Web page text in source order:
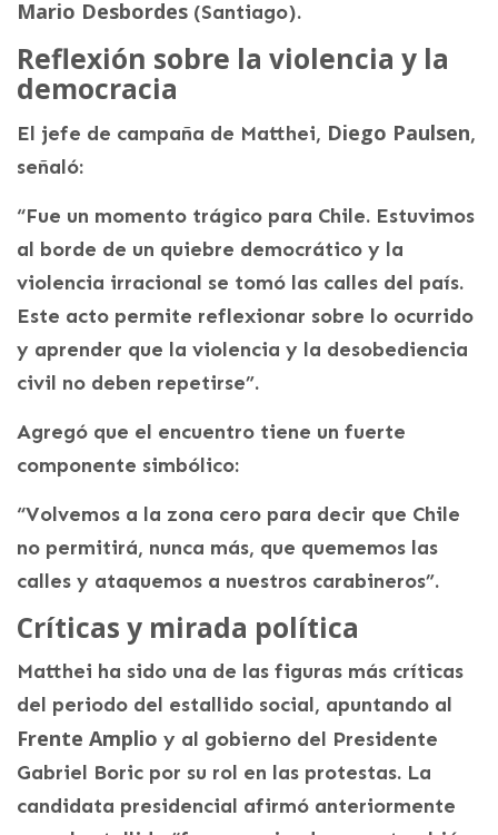
Mario Desbordes (Santiago).
Reflexión sobre la violencia y la
democracia
El jefe de campaña de Matthei, Diego Paulsen,
señaló:
“Fue un momento trágico para Chile. Estuvimos
al borde de un quiebre democrático y la
violencia irracional se tomó las calles del país.
Este acto permite reflexionar sobre lo ocurrido
y aprender que la violencia y la desobediencia
civil no deben repetirse”.
Agregó que el encuentro tiene un fuerte
componente simbólico:
“Volvemos a la zona cero para decir que Chile
no permitirá, nunca más, que quememos las
calles y ataquemos a nuestros carabineros”.
Críticas y mirada política
Matthei ha sido una de las figuras más críticas
del periodo del estallido social, apuntando al
Frente Amplio y al gobierno del Presidente
Gabriel Boric por su rol en las protestas. La
candidata presidencial afirmó anteriormente